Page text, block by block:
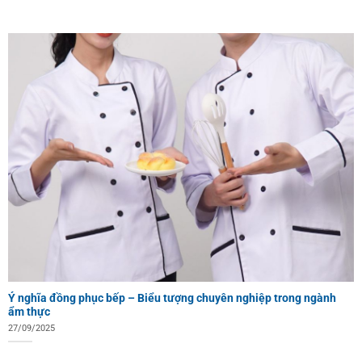
Ý nghĩa đồng phục bếp – Biểu tượng chuyên nghiệp trong ngành
ẩm thực
27/09/2025